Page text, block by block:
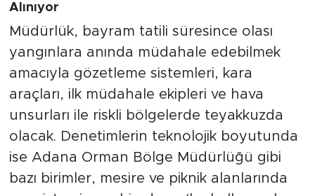
Alınıyor
Müdürlük, bayram tatili süresince olası
yangınlara anında müdahale edebilmek
amacıyla gözetleme sistemleri, kara
araçları, ilk müdahale ekipleri ve hava
unsurları ile riskli bölgelerde teyakkuzda
olacak. Denetimlerin teknolojik boyutunda
ise Adana Orman Bölge Müdürlüğü gibi
bazı birimler, mesire ve piknik alanlarında